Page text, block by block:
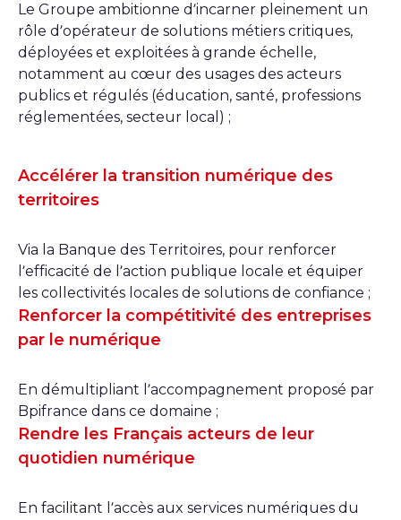
Le Groupe ambitionne d’incarner pleinement un
rôle d’opérateur de solutions métiers critiques,
déployées et exploitées à grande échelle,
notamment au cœur des usages des acteurs
publics et régulés (éducation, santé, professions
réglementées, secteur local) ;
Accélérer la transition numérique des
territoires
Via la Banque des Territoires, pour renforcer
l’efficacité de l’action publique locale et équiper
les collectivités locales de solutions de confiance ;
Renforcer la compétitivité des entreprises
par le numérique
En démultipliant l’accompagnement proposé par
Bpifrance dans ce domaine ;
Rendre les Français acteurs de leur
quotidien numérique
En facilitant l’accès aux services numériques du